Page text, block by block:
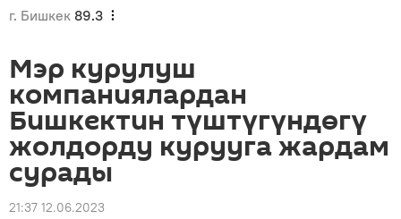
г. Бишкек 89.3
Мэр курулуш
компаниялардан
Бишкектин түштүгүндөгү
жолдорду курууга жардам
сурады
21:37 12.06.2023